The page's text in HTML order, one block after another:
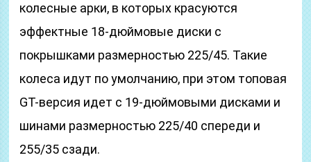
колесные арки, в которых красуются
эффектные 18-дюймовые диски с
покрышками размерностью 225/45. Такие
колеса идут по умолчанию, при этом топовая
GT-версия идет с 19-дюймовыми дисками и
шинами размерностью 225/40 спереди и
255/35 сзади.